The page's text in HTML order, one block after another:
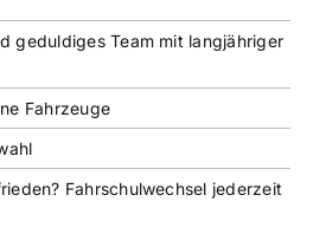
geduldiges Team mit langjähriger
Fahrzeuge
Fahrschulwechsel jederzeit